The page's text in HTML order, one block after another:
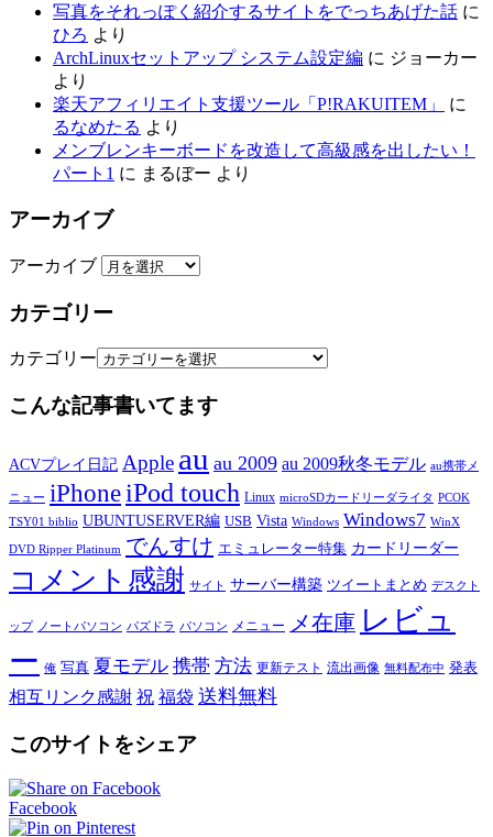
写真をそれっぽく紹介するサイトをでっちあげた話 に
ひろ より
ArchLinuxセットアップ システム設定編 に ジョーカー
より
楽天アフィリエイト支援ツール「P!RAKUITEM」
に
るなめたる より
メンブレンキーボードを改造して高級感を出したい！
パート1 に まるぼー より
アーカイブ
アーカイブ
カテゴリー
カテゴリー
こんな記事書いてます
ACVプレイ日記 Apple au au 2009 au 2009秋冬モデル au携帯メ
ニュー iPhoneiPod touch Linux microSDカードリーダライタ PCOK
TSY01 biblio UBUNTUSERVER編 USB Vista Windows Windows7 WinX
DVD Ripper Platinum でんすけ エミュレーター特集 カードリーダー
コメント感謝 サイト サーバー構築 ツイートまとめ デスクト
ップ ノートパソコン パズドラ パソコン メニュー メ在庫 レビュ
ー 俺 写真 夏モデル 携帯 方法 更新テスト 流出画像 無料配布中 発表
相互リンク感謝 祝 福袋 送料無料
このサイトをシェア
Facebook